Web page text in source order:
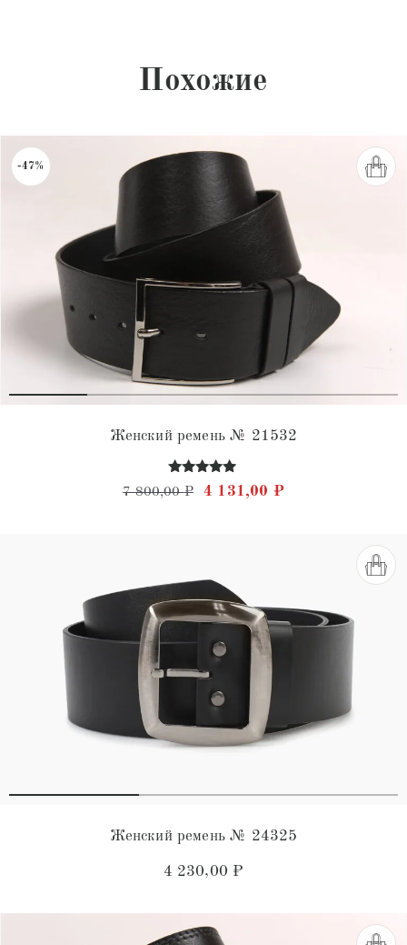
Похожие
-47%
Женский ремень № 21532
Оценка
4.85
7 800,00₽ Первоначальная цена
4 131,00 ₽Текущая цена:
Женский ремень № 24325
4 230,00 ₽